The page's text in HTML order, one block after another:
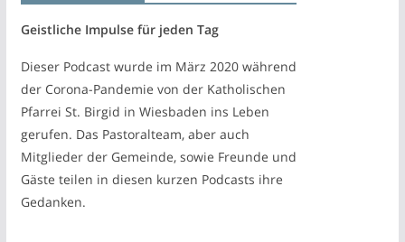
Geistliche Impulse für jeden Tag
Dieser Podcast wurde im März 2020 während
der Corona-Pandemie von der Katholischen
Pfarrei St. Birgid in Wiesbaden ins Leben
gerufen. Das Pastoralteam, aber auch
Mitglieder der Gemeinde, sowie Freunde und
Gäste teilen in diesen kurzen Podcasts ihre
Gedanken.